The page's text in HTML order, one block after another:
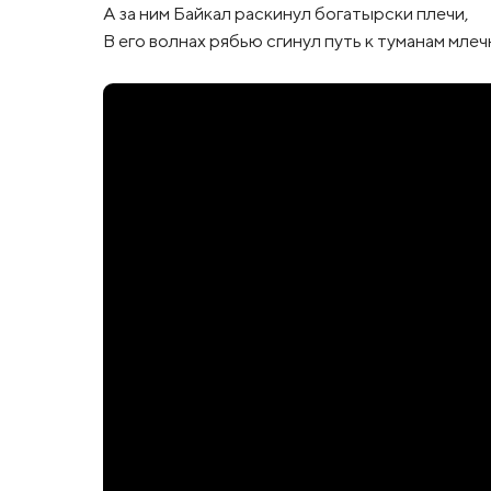
А за ним Байкал раскинул богатырски плечи,
В его волнах рябью сгинул путь к туманам